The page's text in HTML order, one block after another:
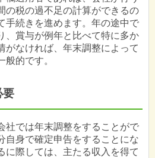
の税の過不足の計算ができるの
手続きを進めます。年の途中で
、賞与が例年と比べて特に多か
がなければ、年末調整によって
的です。
要
社では年末調整をすることがで
自身で確定申告をすることにな
に際しては、主たる収入を得て